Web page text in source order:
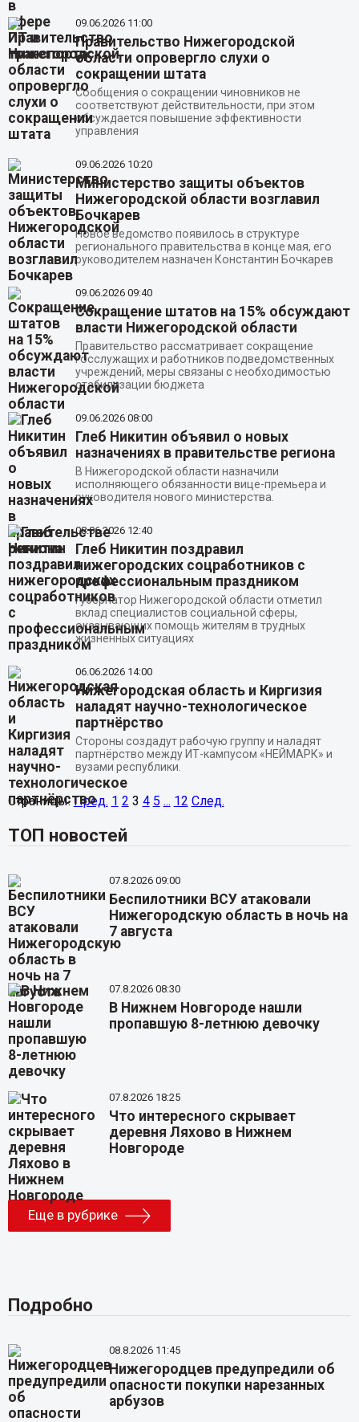
09.06.2026 11:00
Правительство Нижегородской
области опровергло слухи о
сокращении штата
Сообщения о сокращении чиновников не
соответствуют действительности, при этом
обсуждается повышение эффективности
управления
09.06.2026 10:20
Министерство защиты объектов
Нижегородской области возглавил
Бочкарев
Новое ведомство появилось в структуре
регионального правительства в конце мая, его
руководителем назначен Константин Бочкарев
09.06.2026 09:40
Сокращение штатов на 15% обсуждают
власти Нижегородской области
Правительство рассматривает сокращение
госслужащих и работников подведомственных
учреждений, меры связаны с необходимостью
стабилизации бюджета
09.06.2026 08:00
Глеб Никитин объявил о новых
назначениях в правительстве региона
В Нижегородской области назначили
исполняющего обязанности вице-премьера и
руководителя нового министерства.
08.06.2026 12:40
Глеб Никитин поздравил
нижегородских соцработников с
профессиональным праздником
Губернатор Нижегородской области отметил
вклад специалистов социальной сферы,
оказывающих помощь жителям в трудных
жизненных ситуациях
06.06.2026 14:00
Нижегородская область и Киргизия
наладят научно-технологическое
партнёрство
Стороны создадут рабочую группу и наладят
партнёрство между ИТ-кампусом «НЕЙМАРК» и
вузами республики.
Страницы: Пред. 1 2 3 4 5 ... 12 След.
ТОП новостей
07.8.2026 09:00
Беспилотники ВСУ атаковали
Нижегородскую область в ночь на
7 августа
07.8.2026 08:30
В Нижнем Новгороде нашли
пропавшую 8-летнюю девочку
07.8.2026 18:25
Что интересного скрывает
деревня Ляхово в Нижнем
Новгороде
Еще в рубрике
Подробно
08.8.2026 11:45
Нижегородцев предупредили об
опасности покупки нарезанных
арбузов